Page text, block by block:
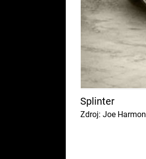
Splinter
Zdroj: Joe Harmon